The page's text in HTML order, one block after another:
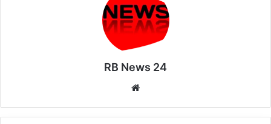
RB News 24